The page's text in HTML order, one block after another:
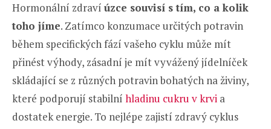
Hormonální zdraví úzce souvisí s tím, co a kolik
toho jíme. Zatímco konzumace určitých potravin
během specifických fází vašeho cyklu může mít
přinést výhody, zásadní je mít vyvážený jídelníček
skládající se z různých potravin bohatých na živiny,
které podporují stabilní hladinu cukru v krvi a
dostatek energie. To nejlépe zajistí zdravý cyklus